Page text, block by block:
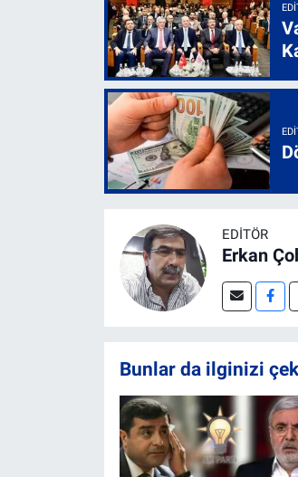
EDITÖR
Erkan
Bunlar da ilginizi